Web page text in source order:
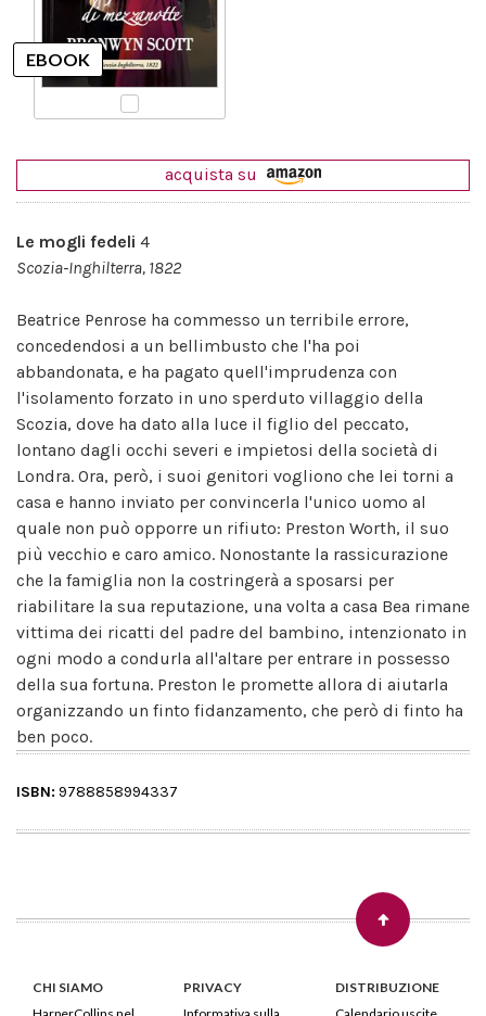
acquista su
Le mogli fedeli 4
Scozia-Inghilterra, 1822
Beatrice Penrose ha commesso un terribile errore,
concedendosi a un bellimbusto che l'ha poi
abbandonata, e ha pagato quell'imprudenza con
l'isolamento forzato in uno sperduto villaggio della
Scozia, dove ha dato alla luce il figlio del peccato,
lontano dagli occhi severi e impietosi della società di
Londra. Ora, però, i suoi genitori vogliono che lei torni a
casa e hanno inviato per convincerla l'unico uomo al
quale non può opporre un rifiuto: Preston Worth, il suo
più vecchio e caro amico. Nonostante la rassicurazione
che la famiglia non la costringerà a sposarsi per
riabilitare la sua reputazione, una volta a casa Bea rimane
vittima dei ricatti del padre del bambino, intenzionato in
ogni modo a condurla all'altare per entrare in possesso
della sua fortuna. Preston le promette allora di aiutarla
organizzando un finto fidanzamento, che però di finto ha
ben poco.
ISBN: 9788858994337
CHI SIAMO
PRIVACY
DISTRIBUZIONE